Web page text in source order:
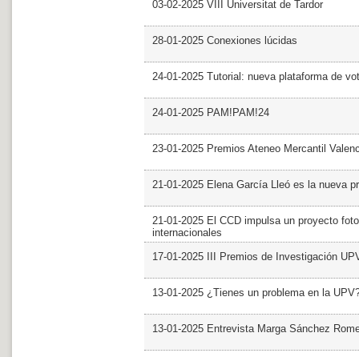
03-02-2025 VIII Universitat de Tardor
28-01-2025 Conexiones lúcidas
24-01-2025 Tutorial: nueva plataforma de
24-01-2025 PAM!PAM!24
23-01-2025 Premios Ateneo Mercantil
21-01-2025 Elena García Lleó es la nueva
21-01-2025 El CCD impulsa un proyecto
internacionales
17-01-2025 III Premios de Investigación
13-01-2025 ¿Tienes un problema en la
13-01-2025 Entrevista Marga Sánchez